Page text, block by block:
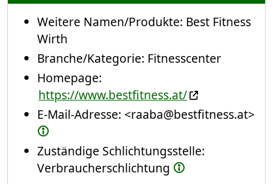
Weitere Namen/Produkte: Best Fitness
Wirth
Branche/Kategorie: Fitnesscenter
Homepage:
https://www.bestfitness.at/
E-Mail-Adresse: <raaba@bestfitness.at>
Zuständige Schlichtungsstelle:
Verbraucherschlichtung